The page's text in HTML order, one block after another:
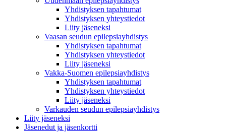
Yhdistyksen tapahtumat
Yhdistyksen yhteystiedot
Liity jäseneksi
Vaasan seudun epilepsiayhdistys
Yhdistyksen tapahtumat
Yhdistyksen yhteystiedot
Liity jäseneksi
Vakka-Suomen epilepsiayhdistys
Yhdistyksen tapahtumat
Yhdistyksen yhteystiedot
Liity jäseneksi
Varkauden seudun epilepsiayhdistys
Liity jäseneksi
Jäsenedut ja jäsenkortti